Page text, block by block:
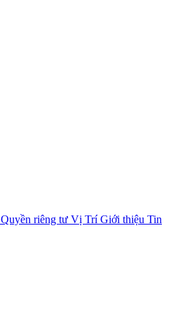
Quyền riêng tư Vị Trí Giới thiệu Tin